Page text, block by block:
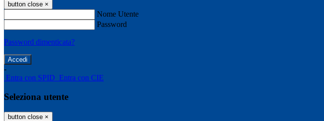
button close ×
Nome Utente
Password
Password dimenticata?
-
Entra con SPID Entra con CIE
Seleziona utente
button close ×